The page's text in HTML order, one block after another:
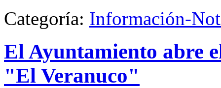
Categoría: Información-
El Ayuntamiento abre
"El Veranuco"